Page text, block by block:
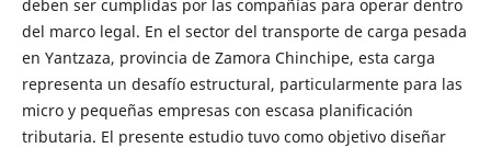
deben ser cumplidas por las compañías para operar dentro
del marco legal. En el sector del transporte de carga pesada
en Yantzaza, provincia de Zamora Chinchipe, esta carga
representa un desafío estructural, particularmente para las
micro y pequeñas empresas con escasa planificación
tributaria. El presente estudio tuvo como objetivo diseñar